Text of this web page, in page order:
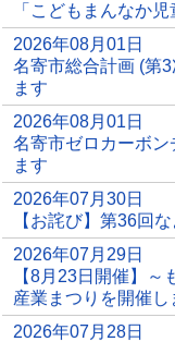
「こどもまんなか
2026年08月01日
名寄市総合計画 (第
ます
2026年08月01日
名寄市ゼロカーボ
ます
2026年07月30日
【お詫び】第36回
2026年07月29日
【8月23日開催】
産業まつりを開催し
2026年07月28日